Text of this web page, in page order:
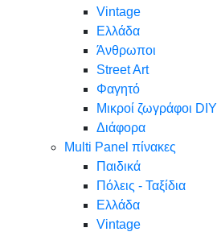
Vintage
Ελλάδα
Άνθρωποι
Street Art
Φαγητό
Μικροί ζωγράφοι DIY
Διάφορα
Multi Panel πίνακες
Παιδικά
Πόλεις - Ταξίδια
Ελλάδα
Vintage